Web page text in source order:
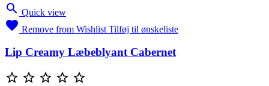
 Quick view
 Remove from Wishlist Tilføj til ønskeliste
Lip Creamy Læbeblyant Cabernet
    